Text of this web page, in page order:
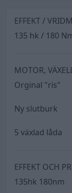
EFFEKT /
135 hk / 180
MOTOR,
Orginal "ris"
Ny slutburk
5 växlad låda
EFFEKT OCH
135hk 180nm